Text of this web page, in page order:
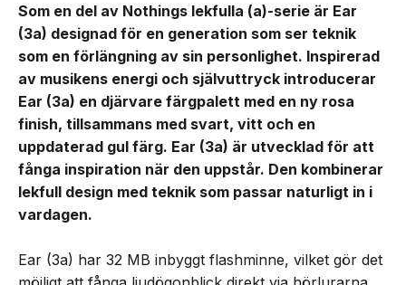
Som en del av Nothings lekfulla (a)-serie är Ear
(3a) designad för en generation som ser teknik
som en förlängning av sin personlighet. Inspirerad
av musikens energi och självuttryck introducerar
Ear (3a) en djärvare färgpalett med en ny rosa
finish, tillsammans med svart, vitt och en
uppdaterad gul färg. Ear (3a) är utvecklad för att
fånga inspiration när den uppstår. Den kombinerar
lekfull design med teknik som passar naturligt in i
vardagen.
Ear (3a) har 32 MB inbyggt flashminne, vilket gör det